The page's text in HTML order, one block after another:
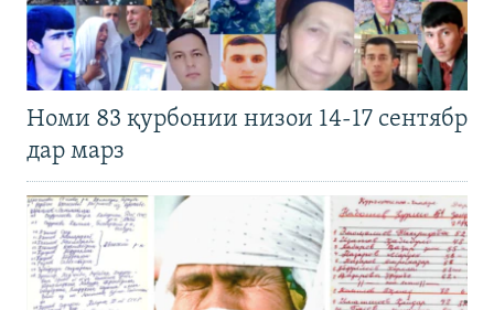
Номи 83 қурбонии низои 14-17 сентябр
дар марз